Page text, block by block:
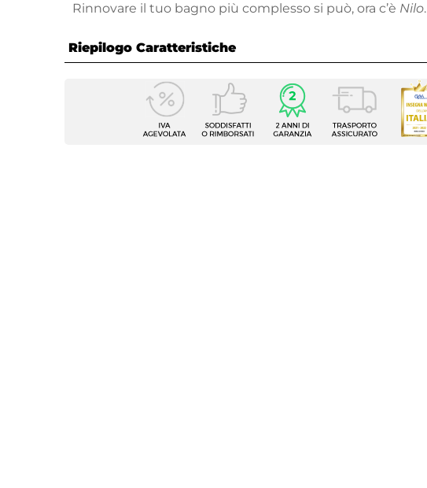
Rinnovare il tuo bagno più complesso si può, ora c’è Nilo.
Riepilogo Caratteristiche
Caratteristiche
Nicchia
Larghezza
105 cm